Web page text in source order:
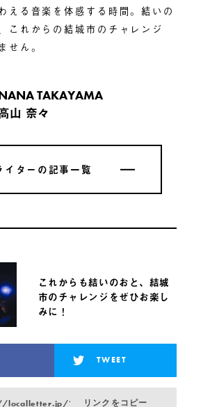
える音楽を体感する時間。結いの
これからの結城市のチャレンジ
せん。
TAKAYAMA
山 奈々
イターの記事一覧
イターの記事一覧
これからも結いのおと、結城
市のチャレンジをぜひお楽し
みに！
TWEET
localletter.jp/?p=10354リンクをコピー